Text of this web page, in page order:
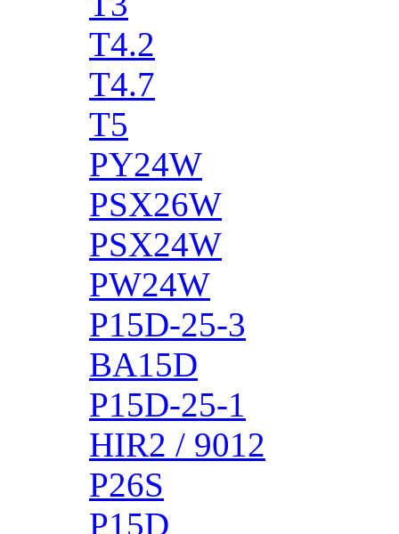
T4.2
T4.7
T5
PY24W
PSX26W
PSX24W
PW24W
P15D-25-3
BA15D
P15D-25-1
HIR2 / 9012
P26S
P15D